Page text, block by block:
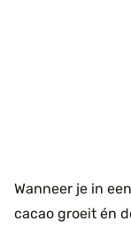
Wanneer je in
cacao groeit én